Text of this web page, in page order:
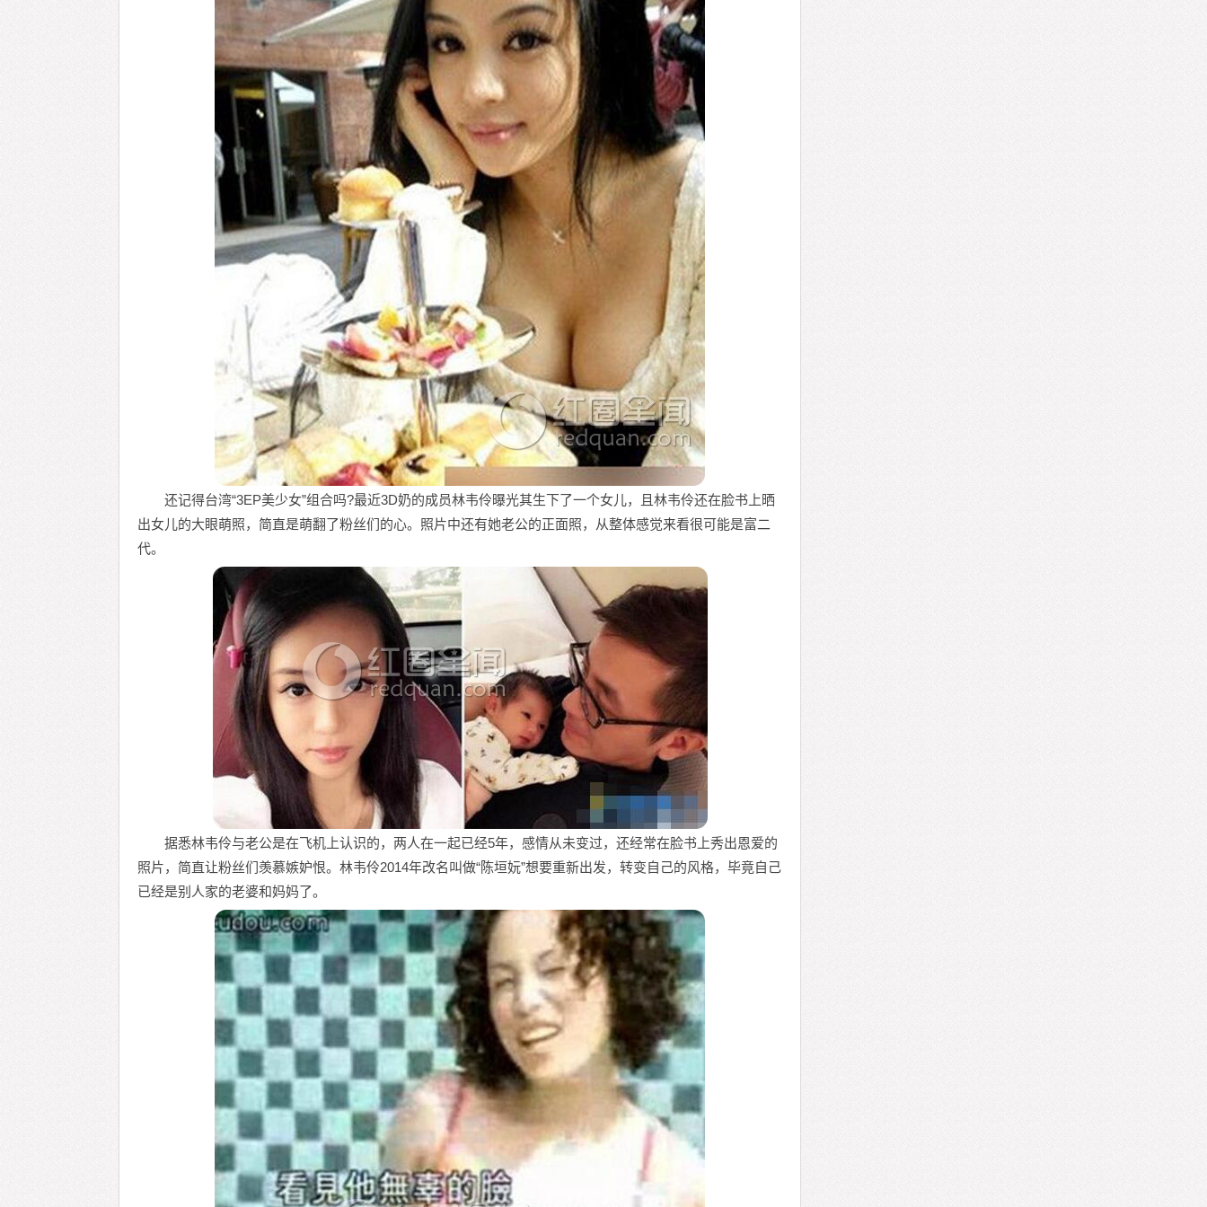
还记得台湾“3EP美少女”组合吗?最近3D奶的成员林韦伶曝光其生下了一个女儿，且林韦伶还在脸书上晒
出女儿的大眼萌照，简直是萌翻了粉丝们的心。照片中还有她老公的正面照，从整体感觉来看很可能是富二
代。
据悉林韦伶与老公是在飞机上认识的，两人在一起已经5年，感情从未变过，还经常在脸书上秀出恩爱的
照片，简直让粉丝们羡慕嫉妒恨。林韦伶2014年改名叫做“陈垣妧”想要重新出发，转变自己的风格，毕竟自己
已经是别人家的老婆和妈妈了。